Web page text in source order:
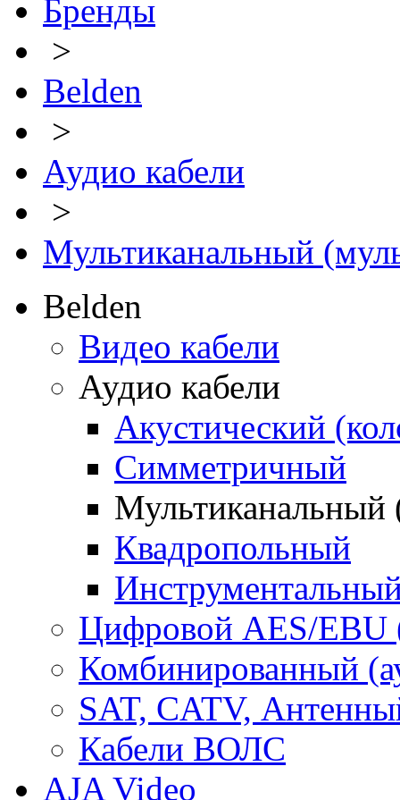
Бренды
>
Belden
>
Аудио кабели
>
Мультиканальный
Belden
Видео кабели
Аудио кабели
Акустический
Симметричный
Мультиканальный
Квадропольный
Цифровой AES/
Комбинированный
SAT, CATV,
Кабели ВОЛС
AJA Video